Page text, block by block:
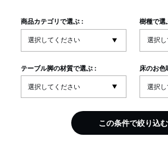
商品カテゴリで選ぶ : 樹種で選
テーブル脚の材質で選ぶ : 床のお色
この条件で絞り込む